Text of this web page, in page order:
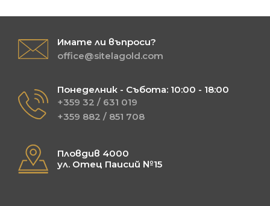
Имате ли въпроси?
office@sitelagold.com
Понеделник - Събота: 10:00 - 18:00
+359 32 / 631 019
+359 882 / 851 708
Пловдив 4000
ул. Отец Паисий №15